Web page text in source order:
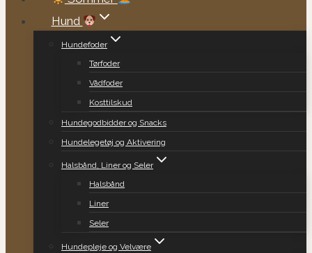
Hund
Hundefoder
Tørfoder
Vådfoder
Kosttilskud
Hundegodbidder og Snacks
Hundelegetøj og Aktivering
Halsbånd, Liner og Seler
Halsbånd
Liner
Seler
Hundepleje og Velvære